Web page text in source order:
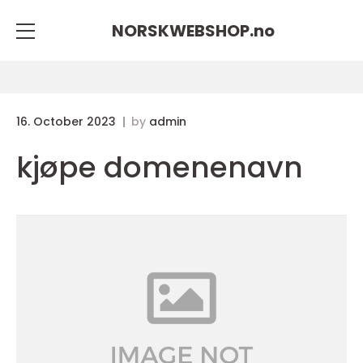
NORSKWEBSHOP.no
16. October 2023 by admin
kjøpe domenenavn